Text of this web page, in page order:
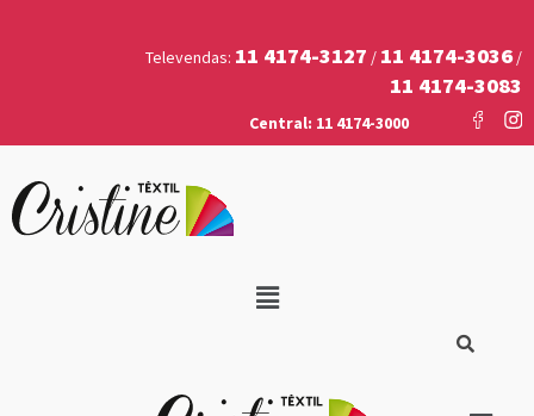
Televendas: 11 4174-3127 / 11 4174-3036/
11 4174-3083
Central: 11 4174-3000